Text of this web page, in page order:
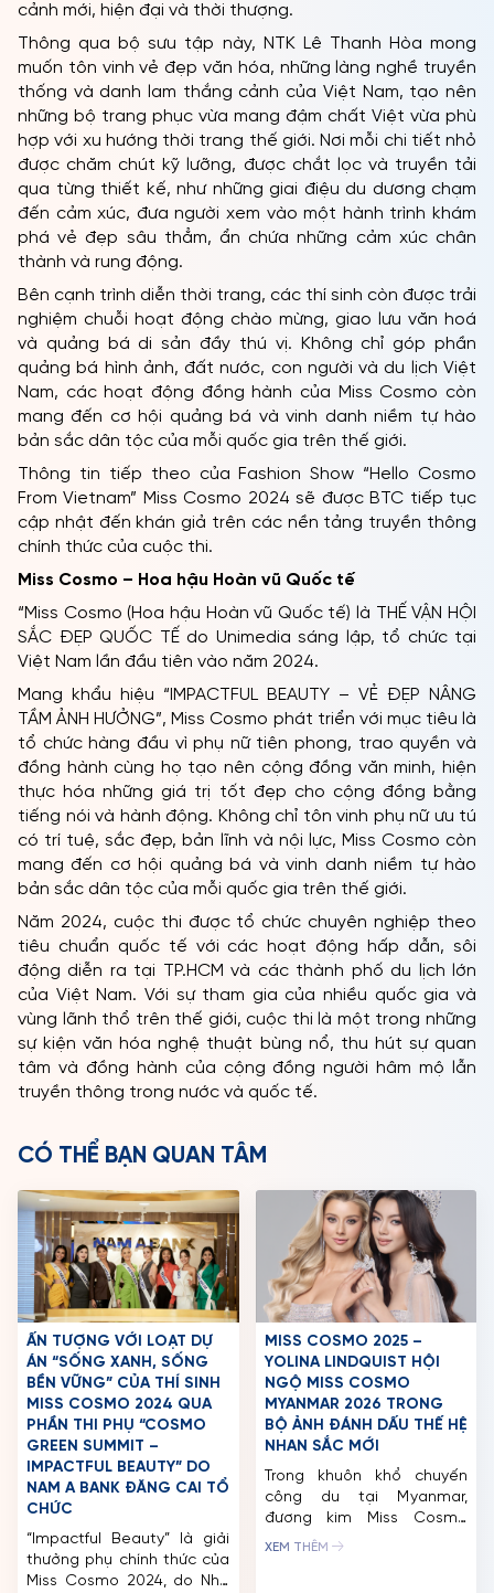
cảnh mới, hiện đại và thời thượng.
Thông qua bộ sưu tập này, NTK Lê Thanh Hòa mong
muốn tôn vinh vẻ đẹp văn hóa, những làng nghề truyền
thống và danh lam thắng cảnh của Việt Nam, tạo nên
những bộ trang phục vừa mang đậm chất Việt vừa phù
hợp với xu hướng thời trang thế giới. Nơi mỗi chi tiết nhỏ
được chăm chút kỹ lưỡng, được chắt lọc và truyền tải
qua từng thiết kế, như những giai điệu du dương chạm
đến cảm xúc, đưa người xem vào một hành trình khám
phá vẻ đẹp sâu thẳm, ẩn chứa những cảm xúc chân
thành và rung động.
Bên cạnh trình diễn thời trang, các thí sinh còn được trải
nghiệm chuỗi hoạt động chào mừng, giao lưu văn hoá
và quảng bá di sản đầy thú vị. Không chỉ góp phần
quảng bá hình ảnh, đất nước, con người và du lịch Việt
Nam, các hoạt động đồng hành của Miss Cosmo còn
mang đến cơ hội quảng bá và vinh danh niềm tự hào
bản sắc dân tộc của mỗi quốc gia trên thế giới.
Thông tin tiếp theo của Fashion Show “Hello Cosmo
From Vietnam” Miss Cosmo 2024 sẽ được BTC tiếp tục
cập nhật đến khán giả trên các nền tảng truyền thông
chính thức của cuộc thi.
Miss Cosmo – Hoa hậu Hoàn vũ Quốc tế
“Miss Cosmo (Hoa hậu Hoàn vũ Quốc tế) là THẾ VẬN HỘI
SẮC ĐẸP QUỐC TẾ do Unimedia sáng lập, tổ chức tại
Việt Nam lần đầu tiên vào năm 2024.
Mang khẩu hiệu “IMPACTFUL BEAUTY – VẺ ĐẸP NÂNG
TẦM ẢNH HƯỞNG”, Miss Cosmo phát triển với mục tiêu là
tổ chức hàng đầu vì phụ nữ tiên phong, trao quyền và
đồng hành cùng họ tạo nên cộng đồng văn minh, hiện
thực hóa những giá trị tốt đẹp cho cộng đồng bằng
tiếng nói và hành động. Không chỉ tôn vinh phụ nữ ưu tú
có trí tuệ, sắc đẹp, bản lĩnh và nội lực, Miss Cosmo còn
mang đến cơ hội quảng bá và vinh danh niềm tự hào
bản sắc dân tộc của mỗi quốc gia trên thế giới.
Năm 2024, cuộc thi được tổ chức chuyên nghiệp theo
tiêu chuẩn quốc tế với các hoạt động hấp dẫn, sôi
động diễn ra tại TP.HCM và các thành phố du lịch lớn
của Việt Nam. Với sự tham gia của nhiều quốc gia và
vùng lãnh thổ trên thế giới, cuộc thi là một trong những
sự kiện văn hóa nghệ thuật bùng nổ, thu hút sự quan
tâm và đồng hành của cộng đồng người hâm mộ lẫn
truyền thông trong nước và quốc tế.
CÓ THỂ BẠN QUAN TÂM
ẤN TƯỢNG VỚI LOẠT DỰ
ÁN “SỐNG XANH, SỐNG
BỀN VỮNG” CỦA THÍ SINH
MISS COSMO 2024 QUA
PHẦN THI PHỤ “COSMO
GREEN SUMMIT –
IMPACTFUL BEAUTY” DO
NAM A BANK ĐĂNG CAI TỔ
CHỨC
“Impactful Beauty” là giải
thưởng phụ chính thức của
Miss Cosmo 2024, do Nhà
MISS COSMO 2025 –
YOLINA LINDQUIST HỘI
NGỘ MISS COSMO
MYANMAR 2026 TRONG
BỘ ẢNH ĐÁNH DẤU THẾ HỆ
NHAN SẮC MỚI
Trong khuôn khổ chuyến
công du tại Myanmar,
đương kim Miss Cosmo
2025 – Yolina Lindquist đã
XEM THÊM